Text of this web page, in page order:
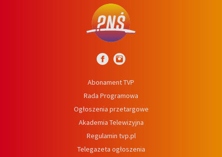
Abonament TVP
Rada Programowa
Ogłoszenia przetargowe
Akademia Telewizyjna
Regulamin tvp.pl
Telegazeta ogłoszenia